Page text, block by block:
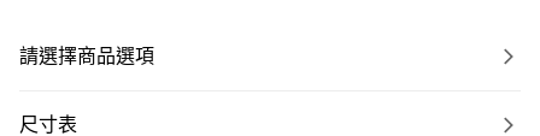
請選擇商品選項
尺寸表